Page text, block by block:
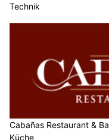
Technik
Cabañas Restaurant &
Küche